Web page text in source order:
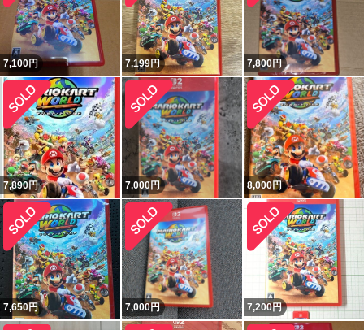
7,100円 7,199円 7,800円
7,890円 7,000円 8,000円
7,650円 7,000円 7,200円